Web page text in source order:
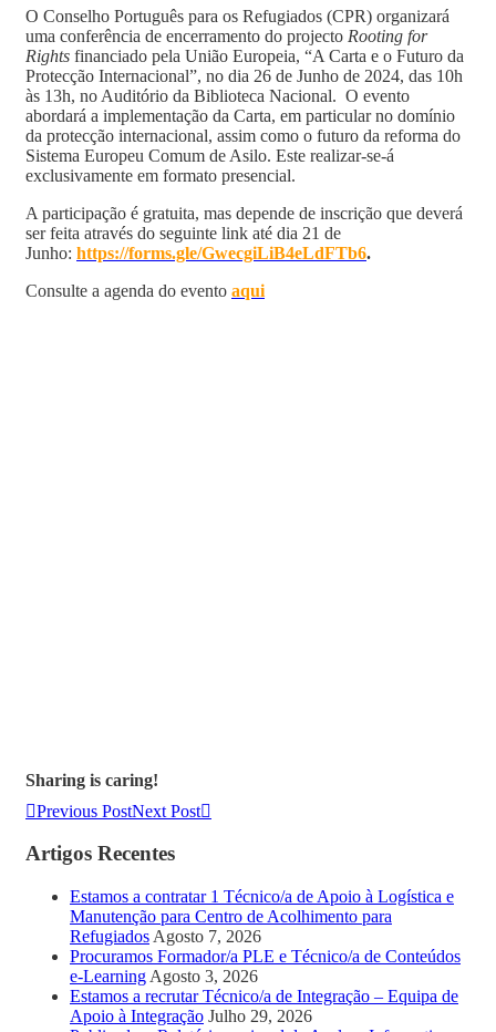
O Conselho Português para os Refugiados (CPR) organizará
uma conferência de encerramento do projecto Rooting for
Rights financiado pela União Europeia, “A Carta e o Futuro da
Protecção Internacional”, no dia 26 de Junho de 2024, das 10h
às 13h, no Auditório da Biblioteca Nacional. O evento
abordará a implementação da Carta, em particular no domínio
da protecção internacional, assim como o futuro da reforma do
Sistema Europeu Comum de Asilo. Este realizar-se-á
exclusivamente em formato presencial.
A participação é gratuita, mas depende de inscrição que deverá
ser feita através do seguinte link até dia 21 de
Junho: https://forms.gle/GwecgiLiB4eLdFTb6.
Consulte a agenda do evento aqui
Sharing is caring!
Previous PostNext Post
Artigos Recentes
Estamos a contratar 1 Técnico/a de Apoio à Logística e
Manutenção para Centro de Acolhimento para
Refugiados Agosto 7, 2026
Procuramos Formador/a PLE e Técnico/a de Conteúdos
e-Learning Agosto 3, 2026
Estamos a recrutar Técnico/a de Integração – Equipa de
Apoio à Integração Julho 29, 2026